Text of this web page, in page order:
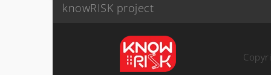
knowRISK project